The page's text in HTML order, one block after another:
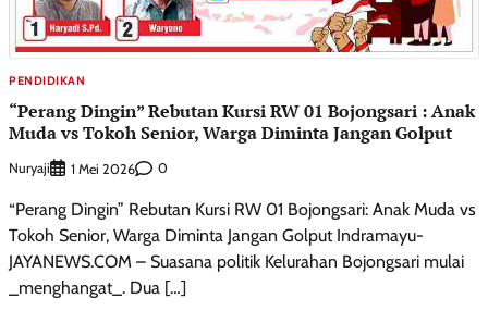
PENDIDIKAN
“Perang Dingin” Rebutan Kursi RW 01 Bojongsari : Anak
Muda vs Tokoh Senior, Warga Diminta Jangan Golput
Nuryaji 1 Mei 2026 0
“Perang Dingin” Rebutan Kursi RW 01 Bojongsari: Anak Muda vs
Tokoh Senior, Warga Diminta Jangan Golput Indramayu-
JAYANEWS.COM – Suasana politik Kelurahan Bojongsari mulai
_menghangat_. Dua […]